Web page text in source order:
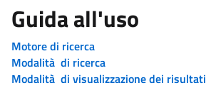
Guida all'uso
Motore di ricerca
Modalità di ricerca
Modalità di visualizzazione dei risultati